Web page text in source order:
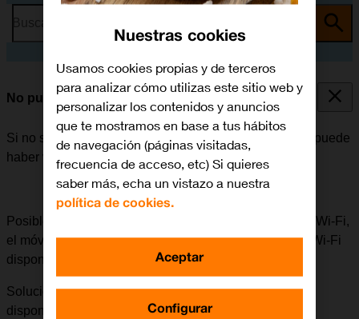
No puedo utilizar la función de Wi-Fi
Si no se puede utilizar la función de Wi-Fi en el móvil, puede
haber varias causas posibles al problema.
Posible causa 1 de 3:
Para poder utilizar la función de Wi-Fi,
el móvil tiene que estar en un área donde haya redes Wi-Fi
disponibles.
Solución:Buscar un lugar donde haya redes Wi-Fi
disponibles e intentar establecer conexión de nuevo.
Nuestras cookies
Usamos cookies propias y de terceros
para analizar cómo utilizas este sitio web y
personalizar los contenidos y anuncios
que te mostramos en base a tus hábitos
de navegación (páginas visitadas,
frecuencia de acceso, etc) Si quieres
saber más, echa un vistazo a nuestra
política de cookies.
Configurar
Aceptar